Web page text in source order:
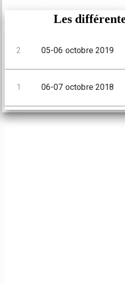
Les
2 05-06 octobre 2019
1 06-07 octobre 2018